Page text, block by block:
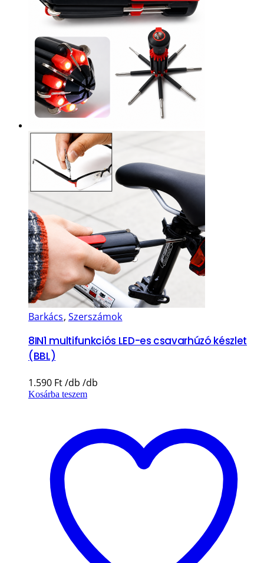
Barkács, Szerszámok
8IN1 multifunkciós LED-es csavarhúzó készlet
(BBL)
1.590 Ft
Kosárba teszem